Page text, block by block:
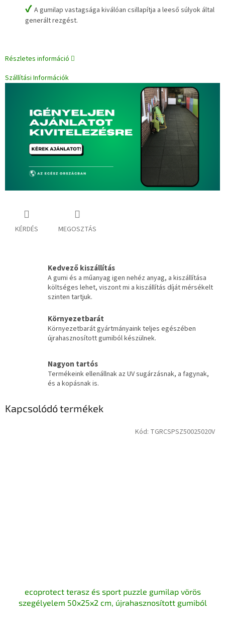
✔ A gumilap vastagsága kiválóan csillapítja a leeső súlyok által
generált rezgést.
Részletes információ
Szállítási Információk
KÉRDÉS MEGOSZTÁS
Kedvező kiszállítás
A gumi és a műanyag igen nehéz anyag, a kiszállítása
költséges lehet, viszont mi a kiszállítás díját mérsékelt
szinten tartjuk.
Környezetbarát
Környezetbarát gyártmányaink teljes egészében
újrahasznosított gumiból készülnek.
Nagyon tartós
Termékeink ellenállnak az UV sugárzásnak, a fagynak,
és a kopásnak is.
Kapcsolódó termékek
ecoprotect terasz és sport puzzle gumilap vörös
szegélyelem 50x25x2 cm, újrahasznosított gumiból
Kód: TGRCSPSZ50025020V